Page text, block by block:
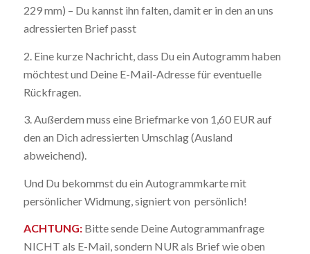
229 mm) – Du kannst ihn falten, damit er in den an uns
adressierten Brief passt
2. Eine kurze Nachricht, dass Du ein Autogramm haben
möchtest und Deine E-Mail-Adresse für eventuelle
Rückfragen.
3. Außerdem muss eine Briefmarke von 1,60 EUR auf
den an Dich adressierten Umschlag (Ausland
abweichend).
Und Du bekommst du ein Autogrammkarte mit
persönlicher Widmung, signiert von persönlich!
ACHTUNG: Bitte sende Deine Autogrammanfrage
NICHT als E-Mail, sondern NUR als Brief wie oben